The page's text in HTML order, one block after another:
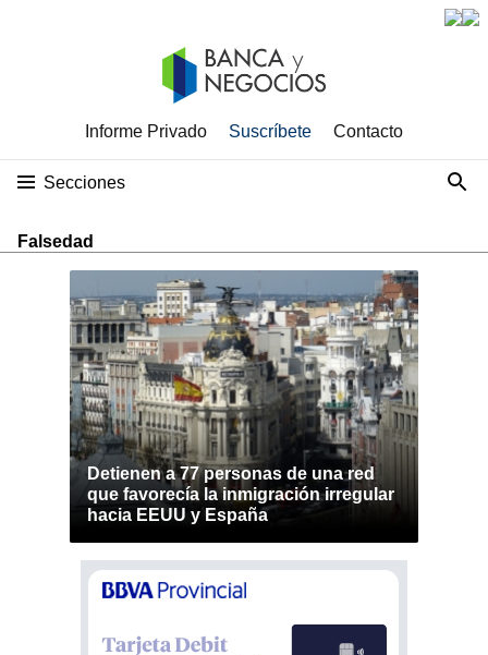
Informe Privado Suscríbete Contacto
Secciones
Falsedad
Detienen a 77 personas de una red
que favorecía la inmigración irregular
hacia EEUU y España